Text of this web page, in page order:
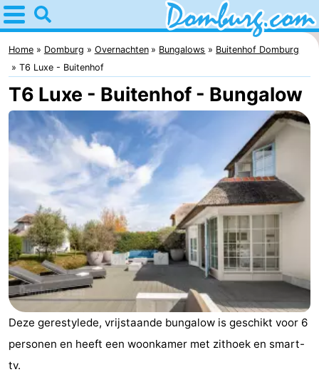
Home
Domburg
Tips
Voor
kinderen
Webcam
Webcam
Webcam
Strand
Overnachten
Appartementen
-
Loverendale
Résidence
Bed
Home Domburg Overnachten Bungalows
Buitenhof Domburg
T6 Luxe - Buitenhof
T6 Luxe - Buitenhof - Bungalow
Deze gerestylede, vrijstaande bungalow is geschikt voor 6
personen en heeft een woonkamer met zithoek en smart-
tv.